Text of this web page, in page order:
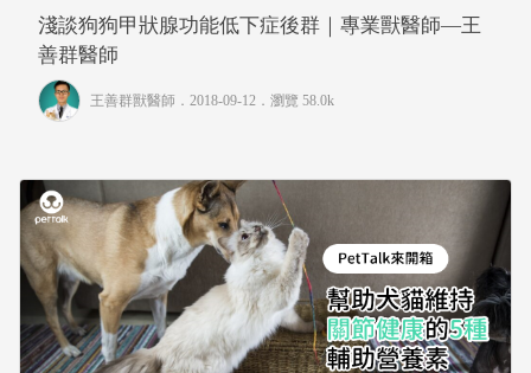
淺談狗狗甲狀腺功能低下症後群｜專業獸醫師—王
善群醫師
王善群獸醫師 ．2018-09-12． 瀏覽 58.0k